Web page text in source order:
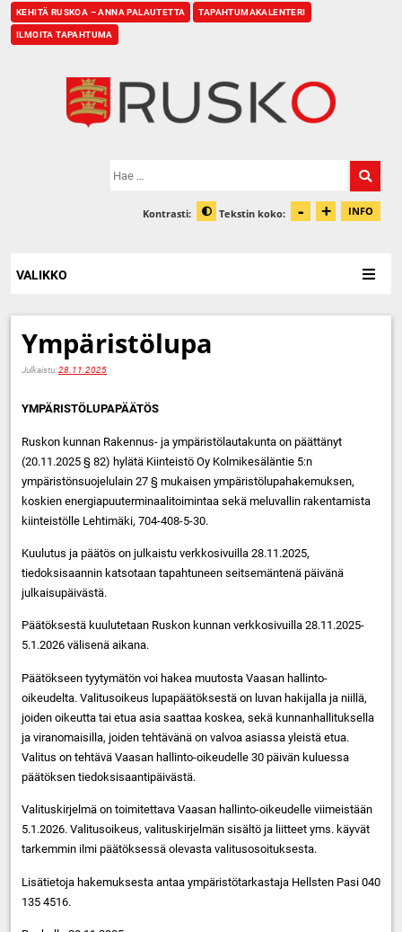
KEHITÄ RUSKOA – ANNA PALAUTETTA TAPAHTUMAKALENTERI
ILMOITA TAPAHTUMA
Hae:
Kontrasti: Muuta kontrastia
Tekstin koko: - + INFO
VALIKKO
Ympäristölupa
Julkaistu:28.11.2025
YMPÄRISTÖLUPAPÄÄTÖS
Ruskon kunnan Rakennus- ja ympäristölautakunta on päättänyt
(20.11.2025 § 82) hylätä Kiinteistö Oy Kolmikesäläntie 5:n
ympäristönsuojelulain 27 § mukaisen ympäristölupahakemuksen,
koskien energiapuuterminaalitoimintaa sekä meluvallin rakentamista
kiinteistölle Lehtimäki, 704-408-5-30.
Kuulutus ja päätös on julkaistu verkkosivuilla 28.11.2025,
tiedoksisaannin katsotaan tapahtuneen seitsemäntenä päivänä
julkaisupäivästä.
Päätöksestä kuulutetaan Ruskon kunnan verkkosivuilla 28.11.2025-
5.1.2026 välisenä aikana.
Päätökseen tyytymätön voi hakea muutosta Vaasan hallinto-
oikeudelta. Valitusoikeus lupapäätöksestä on luvan hakijalla ja niillä,
joiden oikeutta tai etua asia saattaa koskea, sekä kunnanhallituksella
ja viranomaisilla, joiden tehtävänä on valvoa asiassa yleistä etua.
Valitus on tehtävä Vaasan hallinto-oikeudelle 30 päivän kuluessa
päätöksen tiedoksisaantipäivästä.
Valituskirjelmä on toimitettava Vaasan hallinto-oikeudelle viimeistään
5.1.2026. Valitusoikeus, valituskirjelmän sisältö ja liitteet yms. käyvät
tarkemmin ilmi päätöksessä olevasta valitusosoituksesta.
Lisätietoja hakemuksesta antaa ympäristötarkastaja Hellsten Pasi 040
135 4516.